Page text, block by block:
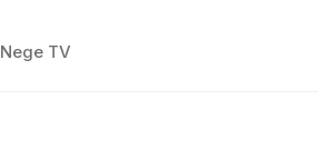
Nege TV